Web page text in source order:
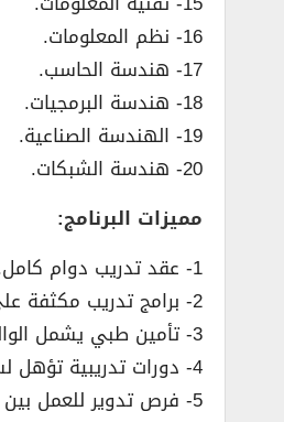
16- نظم المعلومات.
17- هندسة الحاسب.
18- هندسة البرمجيات.
19- الهندسة الصناعية.
20- هندسة الشبكات.
مميزات البرنامج:
1- عقد تدريب دوام كامل.
2- برامج تدريب مكثفة على رأس العمل.
3- تأمين طبي يشمل الوالدين.
4- دورات تدريبية تؤهل لسوق العمل.
5- فرص تدوير للعمل